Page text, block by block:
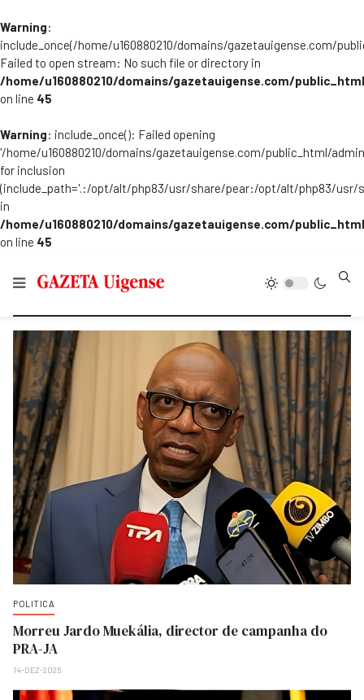
Warning:
include_once(/home/u160880210/domains/gazetauigense.com/
Failed to open stream: No such file or directory in
/home/u160880210/domains/gazetauigense.com/
on line 45
Warning: include_once(): Failed opening
'/home/u160880210/domains/gazetauigense.com/public_html/
for inclusion
(include_path='.:/opt/alt/php83/usr/share/pear:/opt/alt/php83/
in
/home/u160880210/domains/gazetauigense.com/
on line 45
POLITICA
Morreu Jardo Muekália, director de campanha do
PRA-JA
14-DEZ-2025